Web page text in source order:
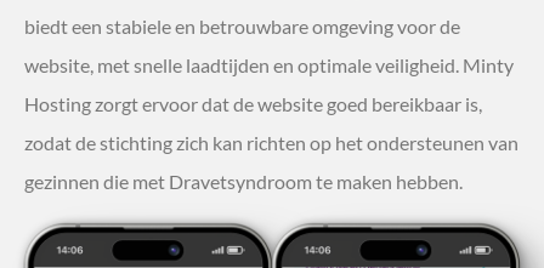
biedt een stabiele en betrouwbare omgeving voor de
website, met snelle laadtijden en optimale veiligheid. Minty
Hosting zorgt ervoor dat de website goed bereikbaar is,
zodat de stichting zich kan richten op het ondersteunen van
gezinnen die met Dravetsyndroom te maken hebben.